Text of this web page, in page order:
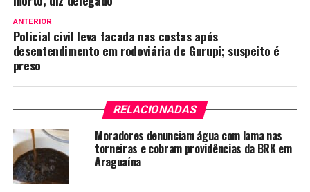
ANTERIOR
Policial civil leva facada nas costas após
desentendimento em rodoviária de Gurupi; suspeito é
preso
RELACIONADAS
Moradores denunciam água com lama nas
torneiras e cobram providências da BRK em
Araguaína